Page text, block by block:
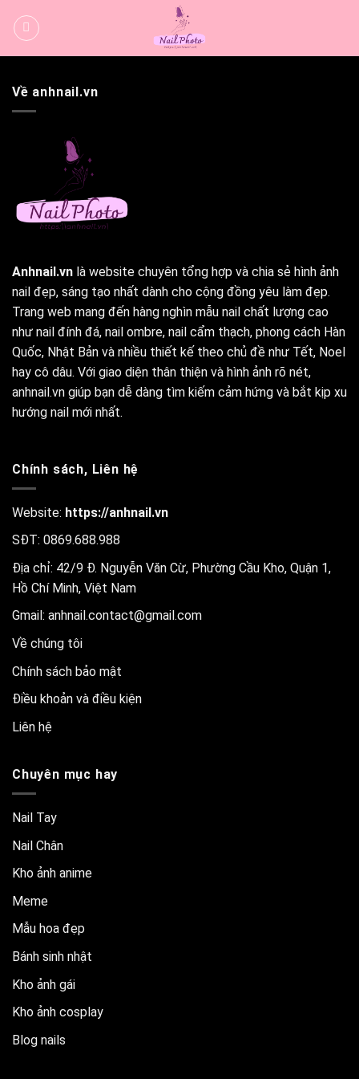
qua
Về anhnail.vn
Anhnail.vn là website chuyên tổng hợp và chia sẻ hình ảnh
nail đẹp, sáng tạo nhất dành cho cộng đồng yêu làm đẹp.
Trang web mang đến hàng nghìn mẫu nail chất lượng cao
như nail đính đá, nail ombre, nail cẩm thạch, phong cách Hàn
Quốc, Nhật Bản và nhiều thiết kế theo chủ đề như Tết, Noel
hay cô dâu. Với giao diện thân thiện và hình ảnh rõ nét,
anhnail.vn giúp bạn dễ dàng tìm kiếm cảm hứng và bắt kịp xu
hướng nail mới nhất.
Chính sách, Liên hệ
Website: https://anhnail.vn
SĐT: 0869.688.988
Địa chỉ: 42/9 Đ. Nguyễn Văn Cừ, Phường Cầu Kho, Quận 1,
Hồ Chí Minh, Việt Nam
Gmail: anhnail.contact@gmail.com
Về chúng tôi
Chính sách bảo mật
Điều khoản và điều kiện
Liên hệ
Chuyên mục hay
Nail Tay
Nail Chân
Kho ảnh anime
Meme
Mẫu hoa đẹp
Bánh sinh nhật
Kho ảnh gái
Kho ảnh cosplay
Blog nails